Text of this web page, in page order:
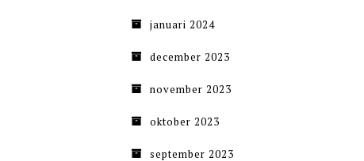
januari 2024
december 2023
november 2023
oktober 2023
september 2023